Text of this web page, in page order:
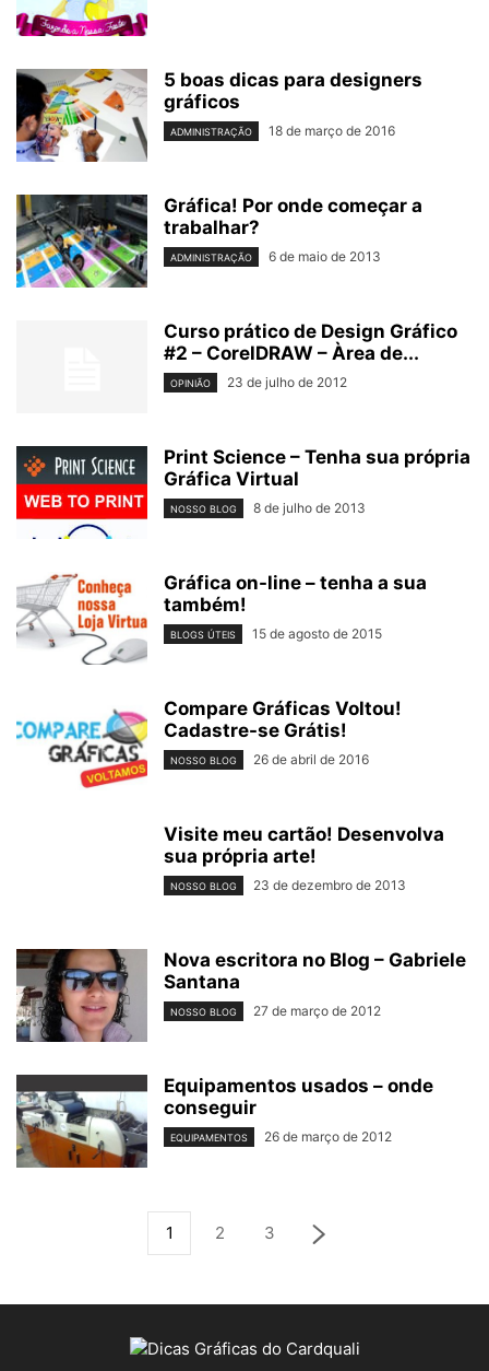
5 boas dicas para designers
gráficos
ADMINISTRAÇÃO 18 de março de 2016
Gráfica! Por onde começar a
trabalhar?
ADMINISTRAÇÃO 6 de maio de 2013
Curso prático de Design Gráfico
#2 – CorelDRAW – Àrea de...
OPINIÃO 23 de julho de 2012
Print Science – Tenha sua própria
Gráfica Virtual
NOSSO BLOG 8 de julho de 2013
Gráfica on-line – tenha a sua
também!
BLOGS ÚTEIS 15 de agosto de 2015
Compare Gráficas Voltou!
Cadastre-se Grátis!
NOSSO BLOG 26 de abril de 2016
Visite meu cartão! Desenvolva
sua própria arte!
NOSSO BLOG 23 de dezembro de 2013
Nova escritora no Blog – Gabriele
Santana
NOSSO BLOG 27 de março de 2012
Equipamentos usados – onde
conseguir
EQUIPAMENTOS 26 de março de 2012
1 2 3